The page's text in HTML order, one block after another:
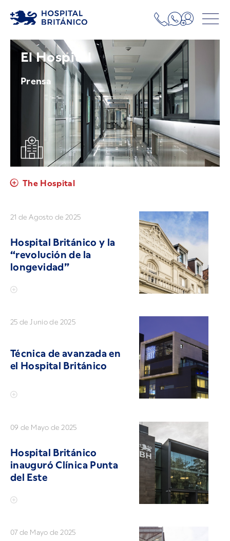
El Hospital
Prensa
The Hospital
21 de Agosto de 2025
Hospital Británico y la
“revolución de la
longevidad”
25 de Junio de 2025
Técnica de avanzada en
el Hospital Británico
09 de Mayo de 2025
Hospital Británico
inauguró Clínica Punta
del Este
07 de Mayo de 2025